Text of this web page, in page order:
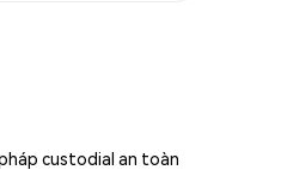
custodial an toàn